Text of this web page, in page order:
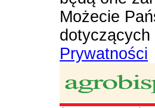
Możecie
Prywatności